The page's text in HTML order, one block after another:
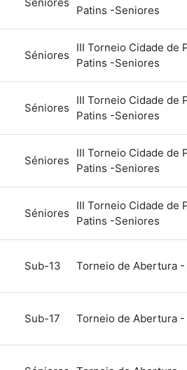
Patins -Seniores
Séniores
III Torneio Cidade de
Patins -Seniores
Séniores
III Torneio Cidade de
Patins -Seniores
Séniores
III Torneio Cidade de
Patins -Seniores
Séniores
III Torneio Cidade de
Patins -Seniores
Sub-13 Torneio de Abertura
Sub-17 Torneio de Abertura